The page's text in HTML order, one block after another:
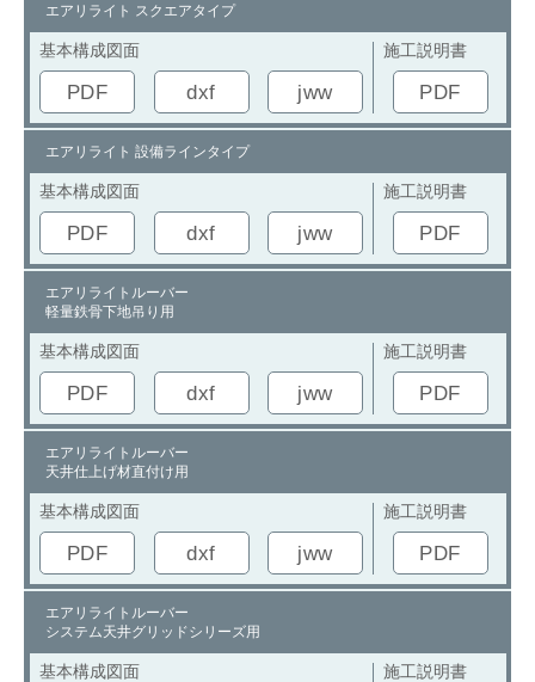
エアリライト スクエアタイプ
基本構成図面
PDF dxf jww
施工説明書
PDF
エアリライト 設備ラインタイプ
基本構成図面
PDF dxf jww
施工説明書
PDF
エアリライトルーバー
軽量鉄骨下地吊り用
基本構成図面
PDF dxf jww
施工説明書
PDF
エアリライトルーバー
天井仕上げ材直付け用
基本構成図面
PDF dxf jww
施工説明書
PDF
エアリライトルーバー
システム天井グリッドシリーズ用
基本構成図面 施工説明書